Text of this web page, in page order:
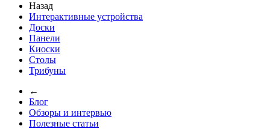
Назад
Интерактивные устройства
Доски
Панели
Киоски
Столы
Трибуны
←
Блог
Обзоры и интервью
Полезные статьи